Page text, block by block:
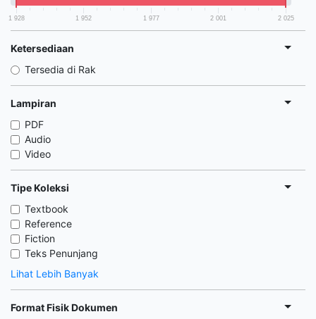
1 928 1 952 1 977 2 001 2 025
Ketersediaan
Tersedia di Rak
Lampiran
PDF
Audio
Video
Tipe Koleksi
Textbook
Reference
Fiction
Teks Penunjang
Lihat Lebih Banyak
Format Fisik Dokumen